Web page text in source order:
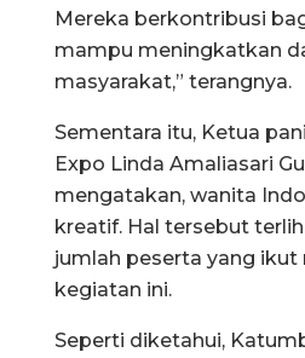
Mereka berkontribusi
mampu meningkatkan
masyarakat,” terangnya.
Sementara itu, Ketua
Expo Linda Amaliasari
mengatakan, wanita
kreatif. Hal tersebut
jumlah peserta yang
kegiatan ini.
Seperti diketahui,